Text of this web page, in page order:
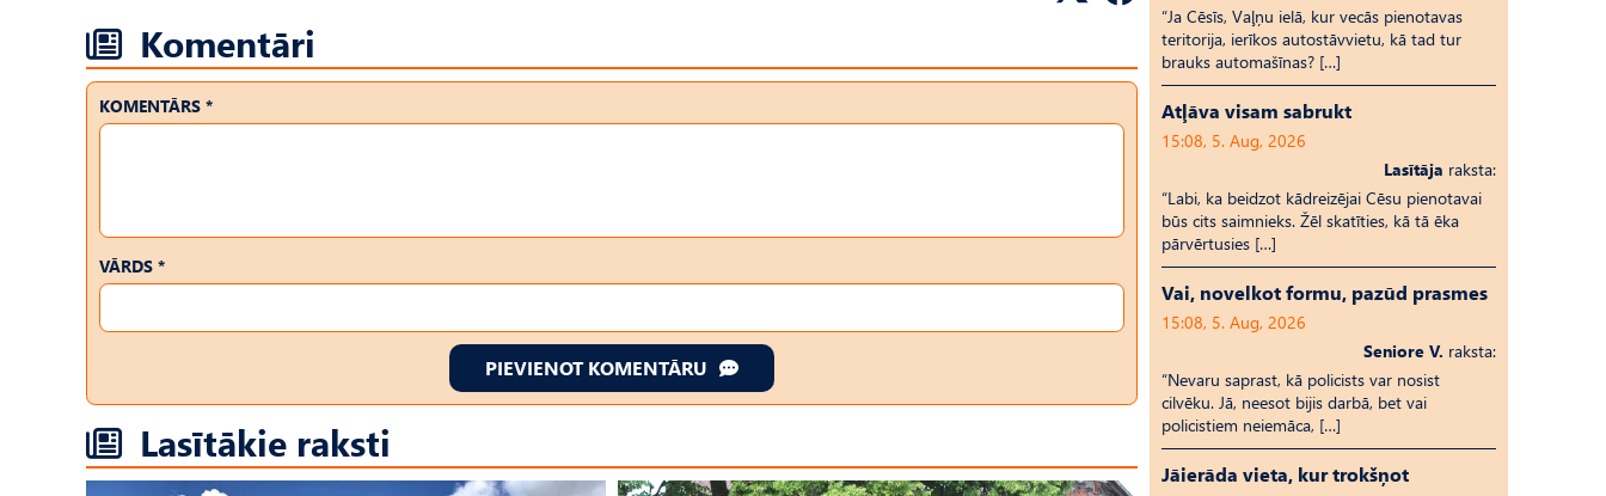
Komentāri
KOMENTĀRS *
VĀRDS *
PIEVIENOT KOMENTĀRU
Lasītākie raksti
“Ja Cēsīs, Vaļņu ielā, kur vecās pienotavas
teritorija, ierīkos autostāvvietu, kā tad tur
brauks automašīnas? […]
Atļāva visam sabrukt
15:08, 5. Aug, 2026
Lasītāja raksta:
“Labi, ka beidzot kādreizējai Cēsu pienotavai
būs cits saimnieks. Žēl skatīties, kā tā ēka
pārvērtusies […]
Vai, novelkot formu, pazūd prasmes
15:08, 5. Aug, 2026
Seniore V. raksta:
“Nevaru saprast, kā policists var nosist
cilvēku. Jā, neesot bijis darbā, bet vai
policistiem neiemāca, […]
Jāierāda vieta, kur trokšņot